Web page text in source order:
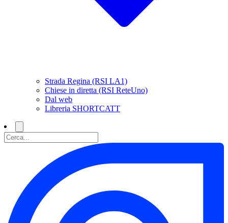
Strada Regina (RSI LA1)
Chiese in diretta (RSI ReteUno)
Dal web
Libreria SHORTCATT